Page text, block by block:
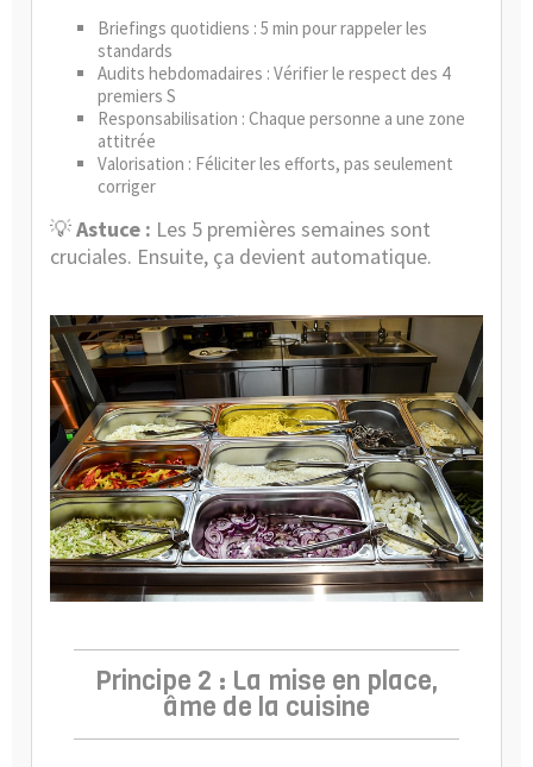
Briefings quotidiens : 5 min pour rappeler les
standards
Audits hebdomadaires : Vérifier le respect des 4
premiers S
Responsabilisation : Chaque personne a une zone
attitrée
Valorisation : Féliciter les efforts, pas seulement
corriger
💡Astuce : Les 5 premières semaines sont
cruciales. Ensuite, ça devient automatique.
Principe 2 : La mise en place,
âme de la cuisine